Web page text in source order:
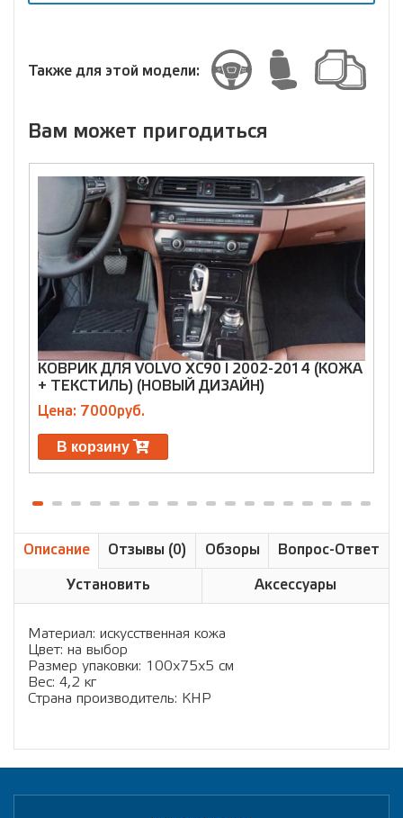
Выберите
Также для этой модели:
Вам может пригодиться
КОВРИК ДЛЯ VOLVO XC90 I 2002-2014 (КОЖА
+ ТЕКСТИЛЬ) (НОВЫЙ ДИЗАЙН)
Цена: 7000руб.
В корзину
Описание Отзывы (0) Обзоры Вопрос-Ответ
Установить Аксессуары
Материал: искусственная кожа
Цвет: на выбор
Размер упаковки: 100х75х5 см
Вес: 4,2 кг
Страна производитель: КНР